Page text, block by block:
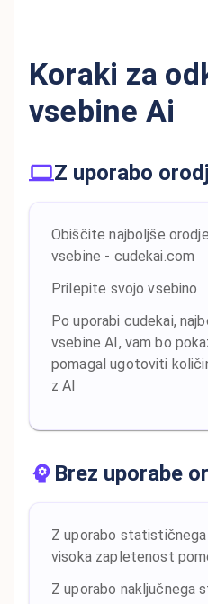
Koraki za
vsebine Ai
Z uporabo
Obiščite najboljše
vsebine - cudekai.com
Prilepite svojo vsebino
Po uporabi cudekai,
vsebine AI, vam bo
pomagal ugotoviti
z AI
Brez uporabe
Z uporabo
visoka zapletenost
Z uporabo naključnega